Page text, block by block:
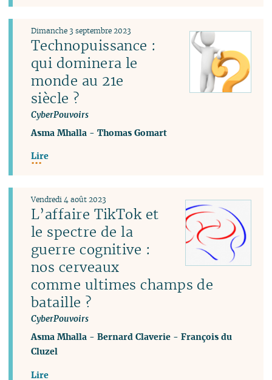
Technopuissance :
qui dominera le
monde au 21e
siècle ?
CyberPouvoirs
Dimanche 3 septembre 2023
Asma Mhalla -Thomas Gomart
Lire
L’affaire TikTok et
le spectre de la
guerre cognitive :
nos cerveaux
comme ultimes champs de
bataille ?
CyberPouvoirs
Vendredi 4 août 2023
Asma Mhalla -Bernard Claverie -François du
Cluzel
Lire